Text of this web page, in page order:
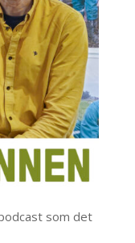
som det